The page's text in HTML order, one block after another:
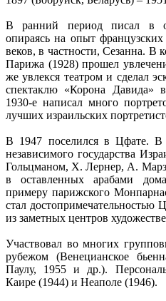
В ранний период писал в
опираясь на опыт
веков, в частности, Сезанна. В
Парижа (1928) прошел
же увлекся театром и сделал
спектаклю «Корона Давида»
1930-е написал много
лучших израильских
В 1947 поселился в Цфате. В
независимого государства
Гольцманом, Х. Лернер, А.
в оставленных арабами
примеру парижского
стал достопримечательностью
из заметных центров
Участвовал во многих
рубежом (Венецианское
Паулу, 1955 и др.).
Каире (1944) и Неаполе (1946).